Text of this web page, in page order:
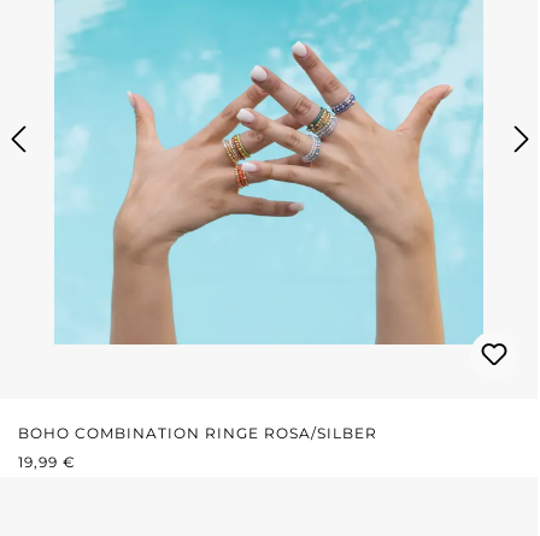
BOHO COMBINATION RINGE ROSA/SILBER
REGULÄRER PREIS:
19,99 €